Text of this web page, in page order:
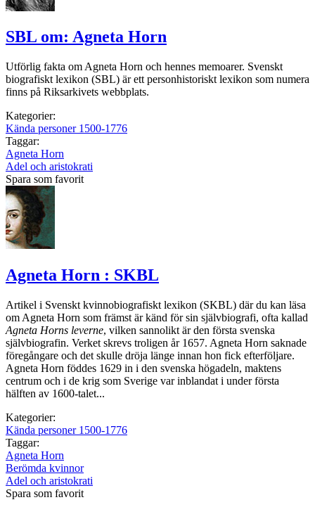
SBL om: Agneta Horn
Utförlig fakta om Agneta Horn och hennes memoarer. Svenskt
biografiskt lexikon (SBL) är ett personhistoriskt lexikon som numera
finns på Riksarkivets webbplats.
Kategorier:
Kända personer 1500-1776
Taggar:
Agneta Horn
Adel och aristokrati
Spara som favorit
Agneta Horn : SKBL
Artikel i Svenskt kvinnobiografiskt lexikon (SKBL) där du kan läsa
om Agneta Horn som främst är känd för sin självbiografi, ofta kallad
Agneta Horns leverne, vilken sannolikt är den första svenska
självbiografin. Verket skrevs troligen år 1657. Agneta Horn saknade
föregångare och det skulle dröja länge innan hon fick efterföljare.
Agneta Horn föddes 1629 in i den svenska högadeln, maktens
centrum och i de krig som Sverige var inblandat i under första
hälften av 1600-talet...
Kategorier:
Kända personer 1500-1776
Taggar:
Agneta Horn
Berömda kvinnor
Adel och aristokrati
Spara som favorit